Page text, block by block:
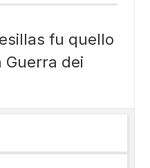
fu quello
Guerra dei